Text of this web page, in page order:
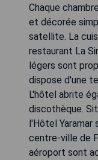
Chaque
et décorée
satellite. La
restaurant La
légers sont
dispose d'une
L'hôtel abrite
discothèque.
l'Hôtel Yaramar
centre-ville de
aéroport sont